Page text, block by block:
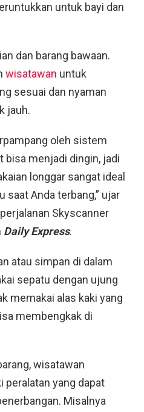
untuk bayi dan
dan barang bawaan.
wisatawan untuk
sesuai dan nyaman
jauh.
oleh sistem
bisa menjadi dingin, jadi
longgar sangat ideal
Anda terbang,” ujar
Skyscanner
Daily Express.
atau simpan di dalam
sepatu dengan ujung
memakai alas kaki yang
membengkak di
wisatawan
peralatan yang dapat
Misalnya